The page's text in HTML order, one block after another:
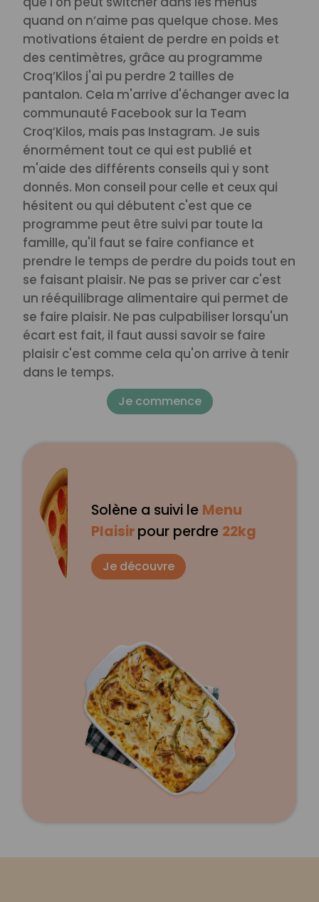
quand on n’aime pas quelque chose. Mes
motivations étaient de perdre en poids et
des centimètres, grâce au programme
Croq’Kilos j'ai pu perdre 2 tailles de
pantalon. Cela m'arrive d'échanger avec la
communauté Facebook sur la Team
Croq’Kilos, mais pas Instagram. Je suis
énormément tout ce qui est publié et
m'aide des différents conseils qui y sont
donnés. Mon conseil pour celle et ceux qui
hésitent ou qui débutent c'est que ce
programme peut être suivi par toute la
famille, qu'il faut se faire confiance et
prendre le temps de perdre du poids tout en
se faisant plaisir. Ne pas se priver car c'est
un rééquilibrage alimentaire qui permet de
se faire plaisir. Ne pas culpabiliser lorsqu'un
écart est fait, il faut aussi savoir se faire
plaisir c'est comme cela qu'on arrive à tenir
dans le temps.
Je commence
Solène a suivi le Menu
Plaisirpour perdre 22kg
Je découvre